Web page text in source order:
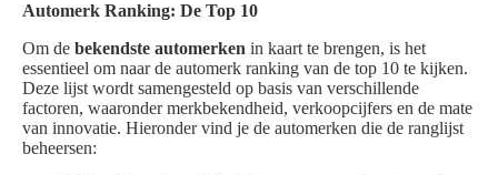
Automerk Ranking: De Top 10
Om de bekendste automerken in kaart te brengen, is het
essentieel om naar de automerk ranking van de top 10 te kijken.
Deze lijst wordt samengesteld op basis van verschillende
factoren, waaronder merkbekendheid, verkoopcijfers en de mate
van innovatie. Hieronder vind je de automerken die de ranglijst
beheersen: